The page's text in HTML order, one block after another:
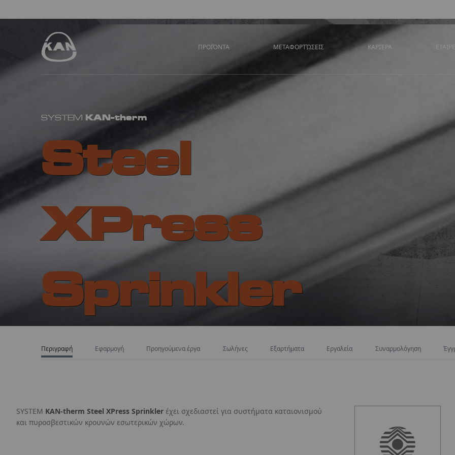
ΠΡΟΪΌΝΤΑ ΜΕΤΑΦΟΡΤΏΣΕΙΣ ΚΑΡΙΈΡΑ
SYSTEM KAN-therm
Steel
XPress
Sprinkler
∅22-108 mm
Περιγραφή Εφαρμογή Προηγούμενα έργα Σωλήνες Εξαρτήματα Εργαλεία Συναρμολόγηση
SYSTEM ΚΑΝ-therm Steel XPress Sprinkler έχει σχεδιαστεί για συστήματα καταιονισμού
και πυροσβεστικών κρουνών εσωτερικών χώρων.